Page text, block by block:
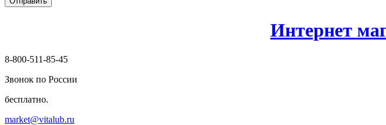
Интернет
8-800-511-85-45
Звонок по России
бесплатно.
market@vitalub.ru